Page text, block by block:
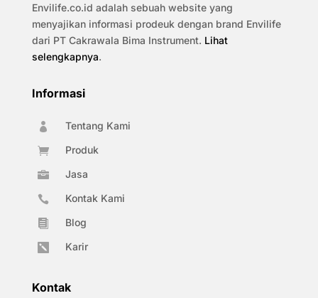
Envilife.co.id adalah sebuah website yang
menyajikan informasi prodeuk dengan brand Envilife
dari PT Cakrawala Bima Instrument. Lihat
selengkapnya.
Informasi
 Tentang Kami
 Produk
 Jasa
 Kontak Kami
 Blog
 Karir
Kontak